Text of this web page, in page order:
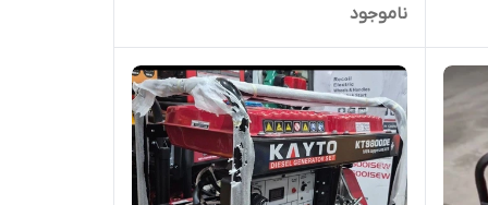
17000CEW | موتوربرق 7000 وات
ناموجود